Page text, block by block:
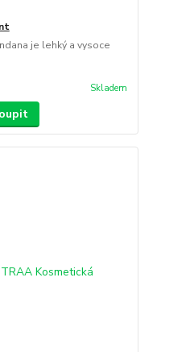
je lehký a vysoce
Skladem